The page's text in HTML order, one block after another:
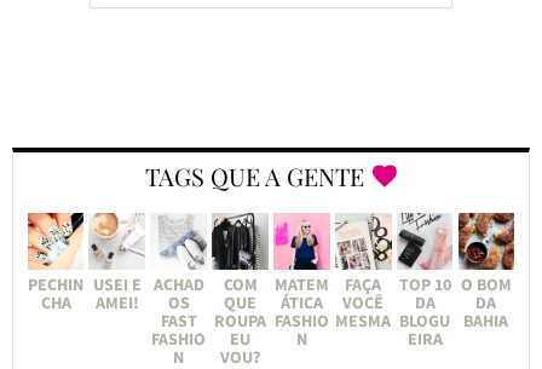
TAGS QUE A GENTE
PECHIN
CHA
USEI E
AMEI!
ACHAD
OS
FAST
FASHIO
N
COM
QUE
ROUPA
EU
VOU?
MATEM
ÁTICA
FASHIO
N
FAÇA
VOCÊ
MESMA
TOP 10
DA
BLOGU
EIRA
O BOM
DA
BAHIA